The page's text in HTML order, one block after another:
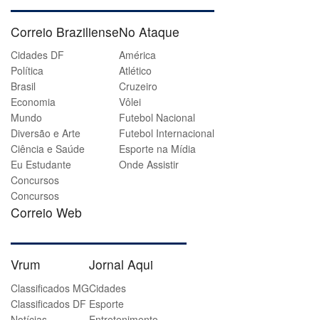
Correio Braziliense
Cidades DF
Política
Brasil
Economia
Mundo
Diversão e Arte
Ciência e Saúde
Eu Estudante
Concursos
Concursos
Correio Web
No Ataque
América
Atlético
Cruzeiro
Vôlei
Futebol Nacional
Futebol Internacional
Esporte na Mídia
Onde Assistir
Vrum
Classificados MG
Classificados DF
Jornal Aqui
Cidades
Esporte